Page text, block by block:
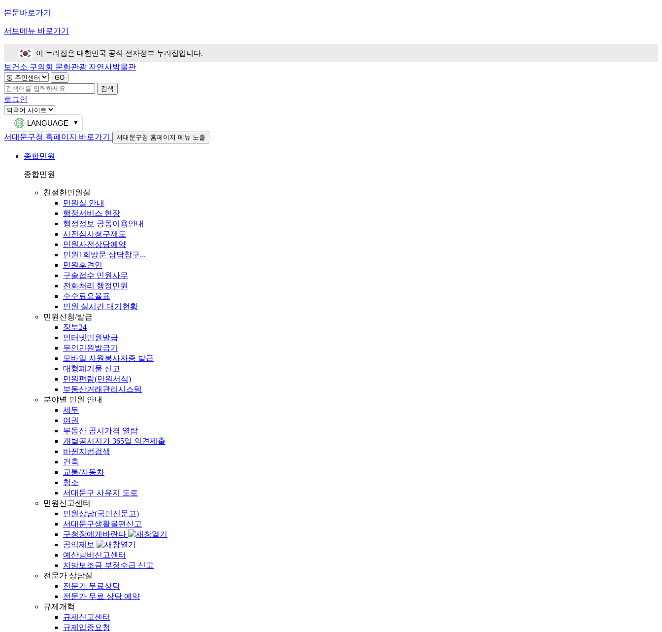
본문바로가기
서브메뉴 바로가기
이 누리집은 대한민국 공식 전자정부 누리집입니다.
보건소 구의회 문화관광 자연사박물관
검색
로그인
LANGUAGE
서대문구청 홈페이지 바로가기
서대문구청 홈페이지 메뉴 노출
종합민원
종합민원
친절한민원실
민원실 안내
행정서비스 헌장
행정정보 공동이용안내
사전심사청구제도
민원사전상담예약
민원1회방문 상담창구...
민원후견인
구술접수 민원사무
전화처리 행정민원
수수료요율표
민원 실시간 대기현황
민원신청/발급
정부24
인터넷민원발급
무인민원발급기
모바일 자원봉사자증 발급
대형폐기물 신고
민원편람(민원서식)
부동산거래관리시스템
분야별 민원 안내
세무
여권
부동산 공시가격 열람
개별공시지가 365일 의견제출
바뀐지번검색
건축
교통/자동차
청소
서대문구 사유지 도로
민원신고센터
민원상담(국민신문고)
서대문구생활불편신고
구청장에게바란다
공익제보
예산낭비신고센터
지방보조금 부정수급 신고
전문가 상담실
전문가 무료상담
전문가 무료 상담 예약
규제개혁
규제신고센터
규제입증요청